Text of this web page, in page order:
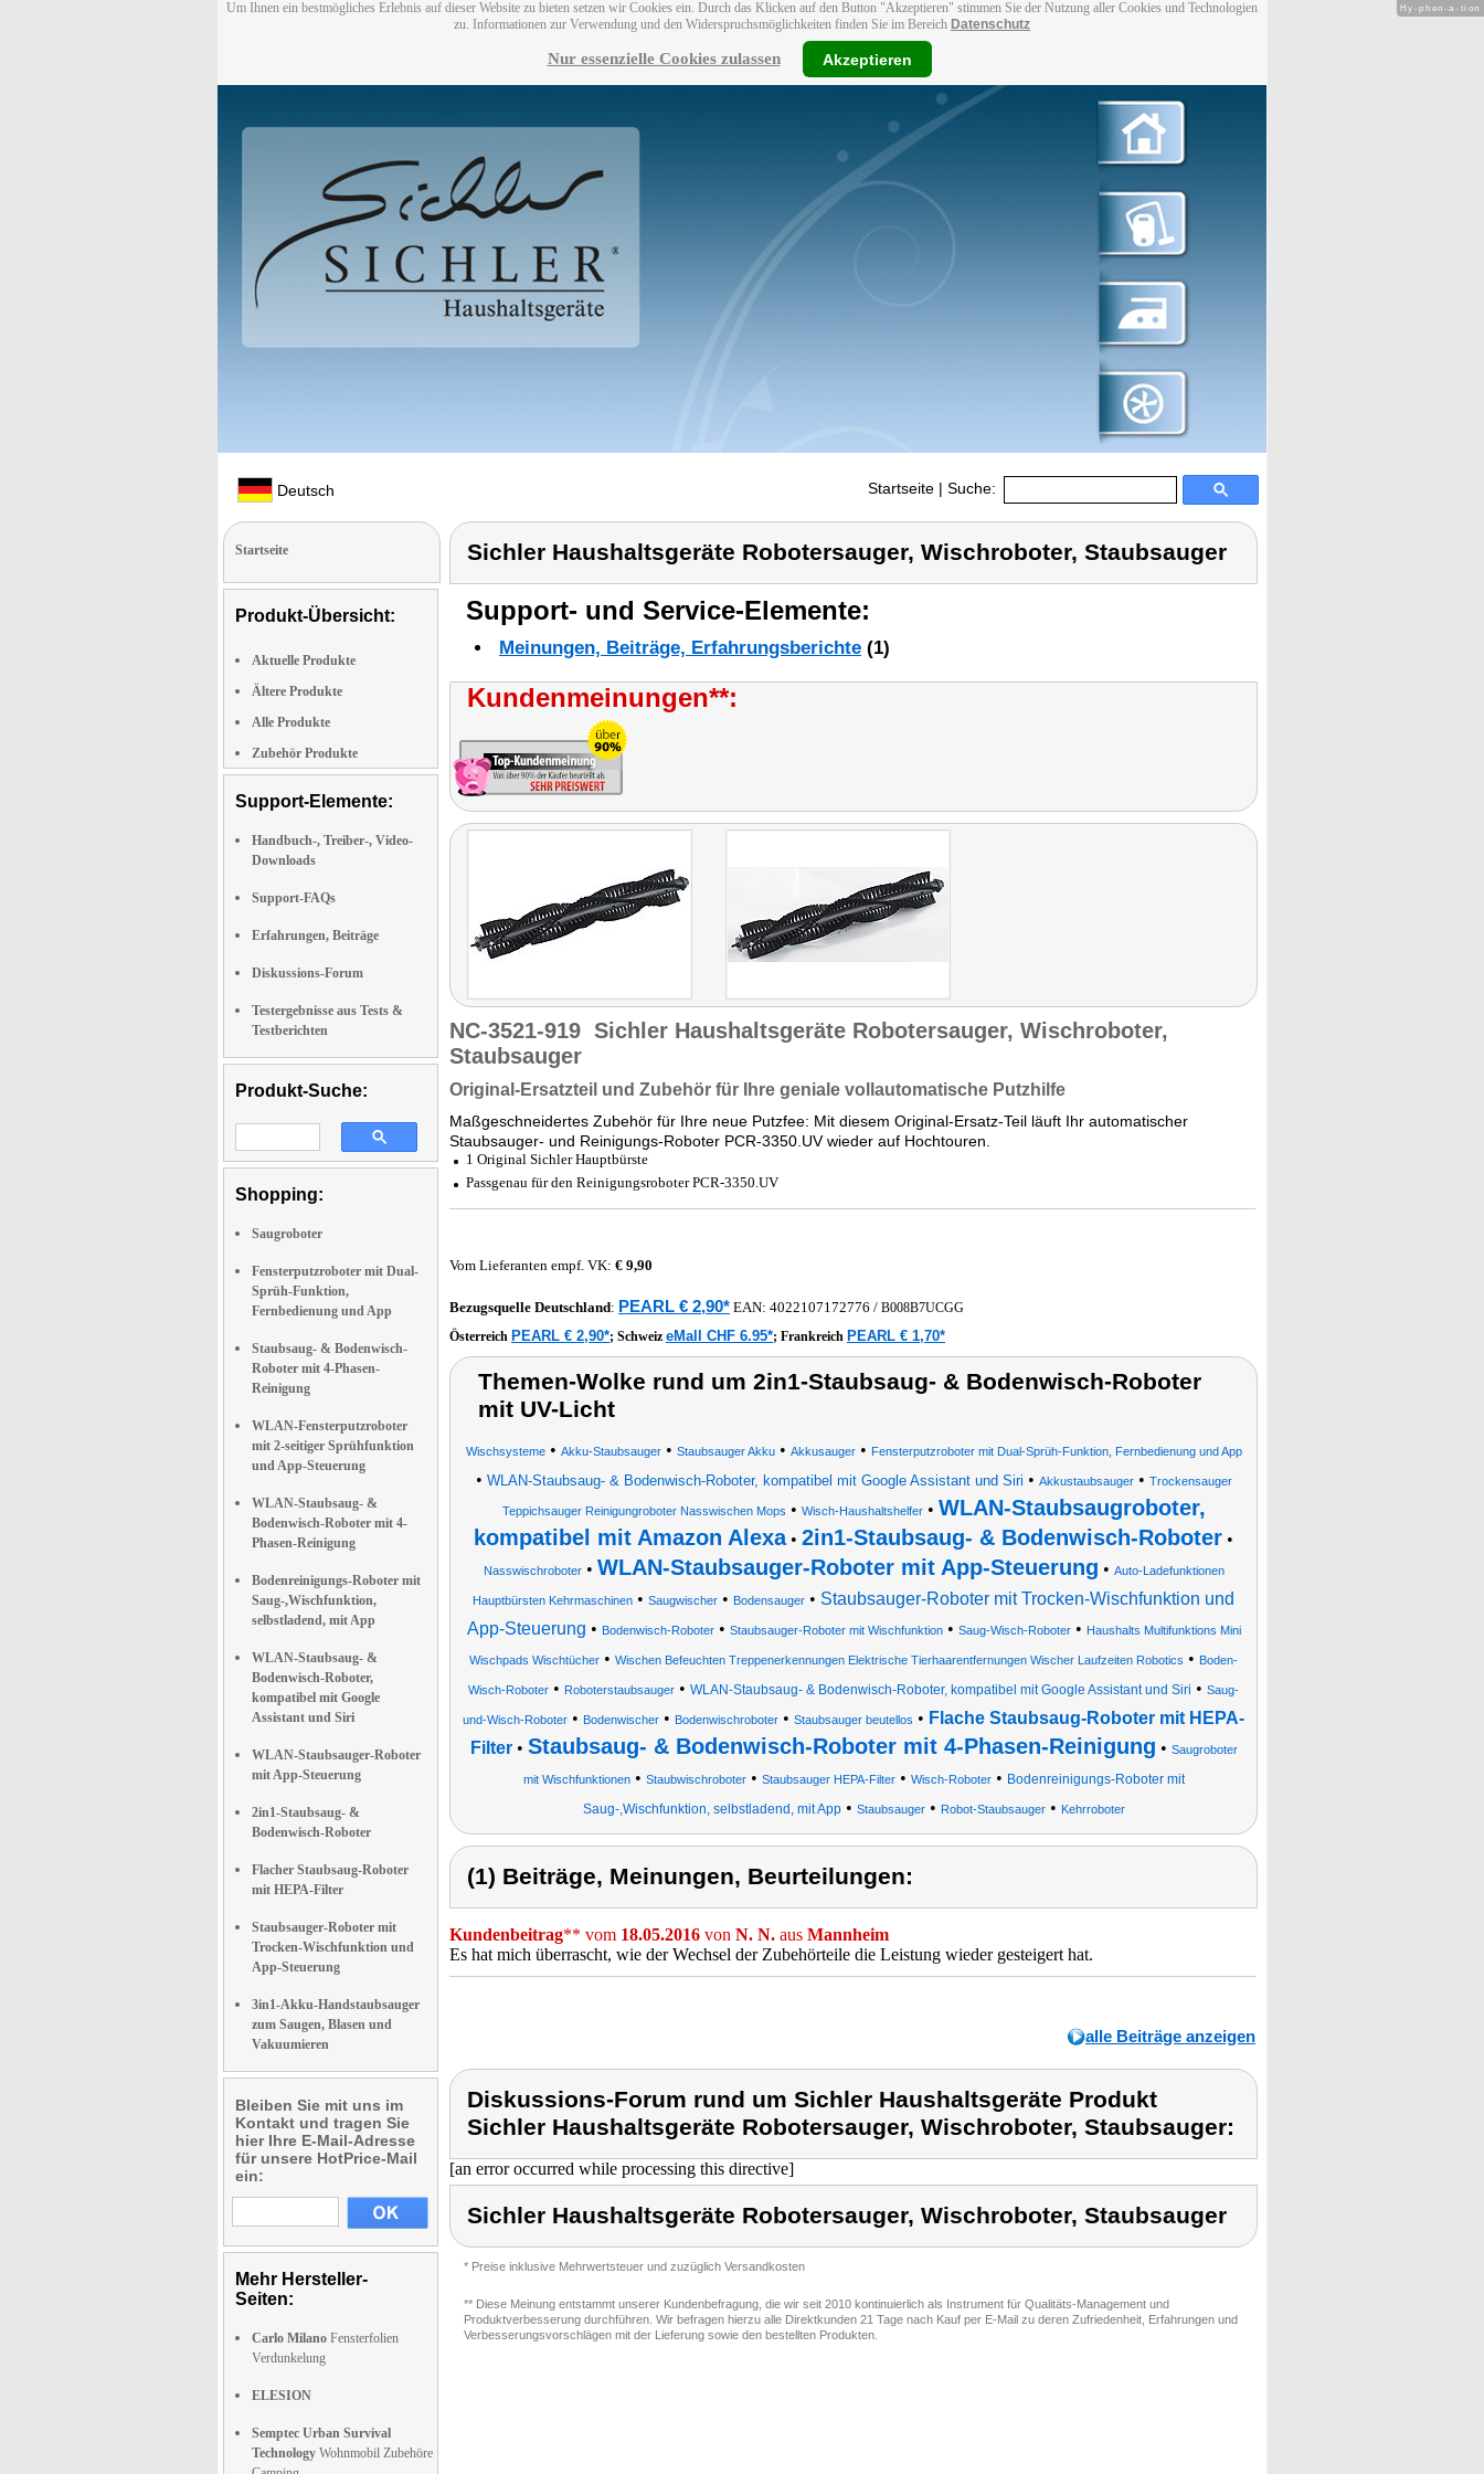
Um Ihnen ein bestmögliches Erlebnis auf dieser Website zu bieten setzen wir Cookies ein. Durch das Klicken auf den Button "Akzeptieren" stimmen Sie der Nutzung aller Cookies und Technologien
zu. Informationen zur Verwendung und den Widerspruchsmöglichkeiten finden Sie im Bereich Datenschutz
Nur essenzielle Cookies zulassen Akzeptieren
Deutsch Startseite | Suche:
Startseite
Produkt-Übersicht:
Aktuelle Produkte
Ältere Produkte
Alle Produkte
Zubehör Produkte
Support-Elemente:
Handbuch-, Treiber-, Video-
Downloads
Support-FAQs
Erfahrungen, Beiträge
Diskussions-Forum
Testergebnisse aus Tests &
Testberichten
Produkt-Suche:
Shopping:
Saugroboter
Fensterputzroboter mit Dual-
Sprüh-Funktion,
Fernbedienung und App
Staubsaug- & Bodenwisch-
Roboter mit 4-Phasen-
Reinigung
WLAN-Fensterputzroboter
mit 2-seitiger Sprühfunktion
und App-Steuerung
WLAN-Staubsaug- &
Bodenwisch-Roboter mit 4-
Phasen-Reinigung
Bodenreinigungs-Roboter mit
Saug-,Wischfunktion,
selbstladend, mit App
WLAN-Staubsaug- &
Bodenwisch-Roboter,
kompatibel mit Google
Assistant und Siri
WLAN-Staubsauger-Roboter
mit App-Steuerung
2in1-Staubsaug- &
Bodenwisch-Roboter
Flacher Staubsaug-Roboter
mit HEPA-Filter
Staubsauger-Roboter mit
Trocken-Wischfunktion und
App-Steuerung
3in1-Akku-Handstaubsauger
zum Saugen, Blasen und
Vakuumieren
Bleiben Sie mit uns im
Kontakt und tragen Sie
hier Ihre E-Mail-Adresse
für unsere HotPrice-Mail
ein:
Mehr Hersteller-
Seiten:
Carlo Milano Fensterfolien
Verdunkelung
ELESION
Semptec Urban Survival
Technology Wohnmobil Zubehöre
Sichler Haushaltsgeräte Robotersauger, Wischroboter, Staubsauger
Support- und Service-Elemente:
Meinungen, Beiträge, Erfahrungsberichte (1)
Kundenmeinungen**:
NC-3521-919 Sichler Haushaltsgeräte Robotersauger, Wischroboter,
Staubsauger
Original-Ersatzteil und Zubehör für Ihre geniale vollautomatische Putzhilfe
Maßgeschneidertes Zubehör für Ihre neue Putzfee: Mit diesem Original-Ersatz-Teil läuft Ihr automatischer
Staubsauger- und Reinigungs-Roboter PCR-3350.UV wieder auf Hochtouren.
1 Original Sichler Hauptbürste
Passgenau für den Reinigungsroboter PCR-3350.UV
Vom Lieferanten empf. VK: € 9,90
Bezugsquelle Deutschland: PEARL € 2,90* EAN: 4022107172776 / B008B7UCGG
Österreich PEARL € 2,90*; Schweiz eMall CHF 6.95*; Frankreich PEARL € 1,70*
Themen-Wolke rund um 2in1-Staubsaug- & Bodenwisch-Roboter
mit UV-Licht
Wischsysteme• Akku-Staubsauger• Staubsauger Akku• Akkusauger• Fensterputzroboter mit Dual-Sprüh-Funktion, Fernbedienung und App
• WLAN-Staubsaug- & Bodenwisch-Roboter, kompatibel mit Google Assistant und Siri • Akkustaubsauger• Trockensauger
Teppichsauger Reinigungroboter Nasswischen Mops • Wisch-Haushaltshelfer• WLAN-Staubsaugroboter,
kompatibel mit Amazon Alexa• 2in1-Staubsaug- & Bodenwisch-Roboter •
Nasswischroboter• WLAN-Staubsauger-Roboter mit App-Steuerung • Auto-Ladefunktionen
Hauptbürsten Kehrmaschinen • Saugwischer • Bodensauger • Staubsauger-Roboter mit Trocken-Wischfunktion und
App-Steuerung • Bodenwisch-Roboter• Staubsauger-Roboter mit Wischfunktion• Saug-Wisch-Roboter• Haushalts Multifunktions Mini
Wischpads Wischtücher • Wischen Befeuchten Treppenerkennungen Elektrische Tierhaarentfernungen Wischer Laufzeiten Robotics • Boden-
Wisch-Roboter • Roboterstaubsauger • WLAN-Staubsaug- & Bodenwisch-Roboter, kompatibel mit Google Assistant und Siri • Saug-
und-Wisch-Roboter • Bodenwischer • Bodenwischroboter • Staubsauger beutellos • Flache Staubsaug-Roboter mit HEPA-
Filter• Staubsaug- & Bodenwisch-Roboter mit 4-Phasen-Reinigung • Saugroboter
mit Wischfunktionen• Staubwischroboter• Staubsauger HEPA-Filter• Wisch-Roboter• Bodenreinigungs-Roboter mit
Saug-,Wischfunktion, selbstladend, mit App• Staubsauger• Robot-Staubsauger• Kehrroboter
(1) Beiträge, Meinungen, Beurteilungen:
Kundenbeitrag** vom 18.05.2016 von N. N. aus Mannheim
Es hat mich überrascht, wie der Wechsel der Zubehörteile die Leistung wieder gesteigert hat.
alle Beiträge anzeigen
Diskussions-Forum rund um Sichler Haushaltsgeräte Produkt
Sichler Haushaltsgeräte Robotersauger, Wischroboter, Staubsauger:
[an error occurred while processing this directive]
Sichler Haushaltsgeräte Robotersauger, Wischroboter, Staubsauger
* Preise inklusive Mehrwertsteuer und zuzüglich Versandkosten
** Diese Meinung entstammt unserer Kundenbefragung, die wir seit 2010 kontinuierlich als Instrument für Qualitäts-Management und
Produktverbesserung durchführen. Wir befragen hierzu alle Direktkunden 21 Tage nach Kauf per E-Mail zu deren Zufriedenheit, Erfahrungen und
Verbesserungsvorschlägen mit der Lieferung sowie den bestellten Produkten.
Hy-phen-a-tion